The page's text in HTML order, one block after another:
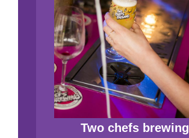
Two chefs brewing